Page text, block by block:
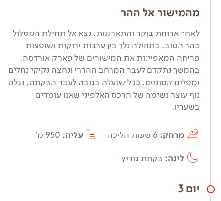
מהמישור אל ההר
לאחר ארוחת בוקר והתארגנות, נצא אל תחילת המסלול
בהר הטוב. בתחילה נלך בין ערבות ירוקות ושופעות
פריחה המאפיינות את המישורים של פארק אורדסה.
בהמשך נתקדם לעבר המרחב ההררי ונחצה נקיקי נחלים
ומפלים קסומים. ככל שנעלה בגובה לעבר הבקתה, נגלה
נוף עוצר נשימה של הרכס האלפיני שאנו עומדים
בשעריו.
מרחק: 6 שעות הליכה עליה: 950 מ'
לינה: בקתת גוריץ
יום 3